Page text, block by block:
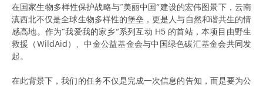
在国家生物多样性保护战略与“美丽中国”建设的宏伟图景下，云南
滇西北不仅是全球生物多样性的堡垒，更是人与自然和谐共生的情
感高地。作为“我爱我的家乡”系列互动 H5 的首站，本项目由野生
救援（WildAid）、中金公益基金会与中国绿色碳汇基金会共同发
起。
在此背景下，我们的任务不仅是完成一次信息的告知，而是要为公